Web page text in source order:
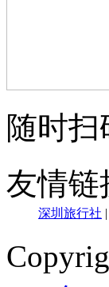
随时扫
友情链
深圳旅行社 |